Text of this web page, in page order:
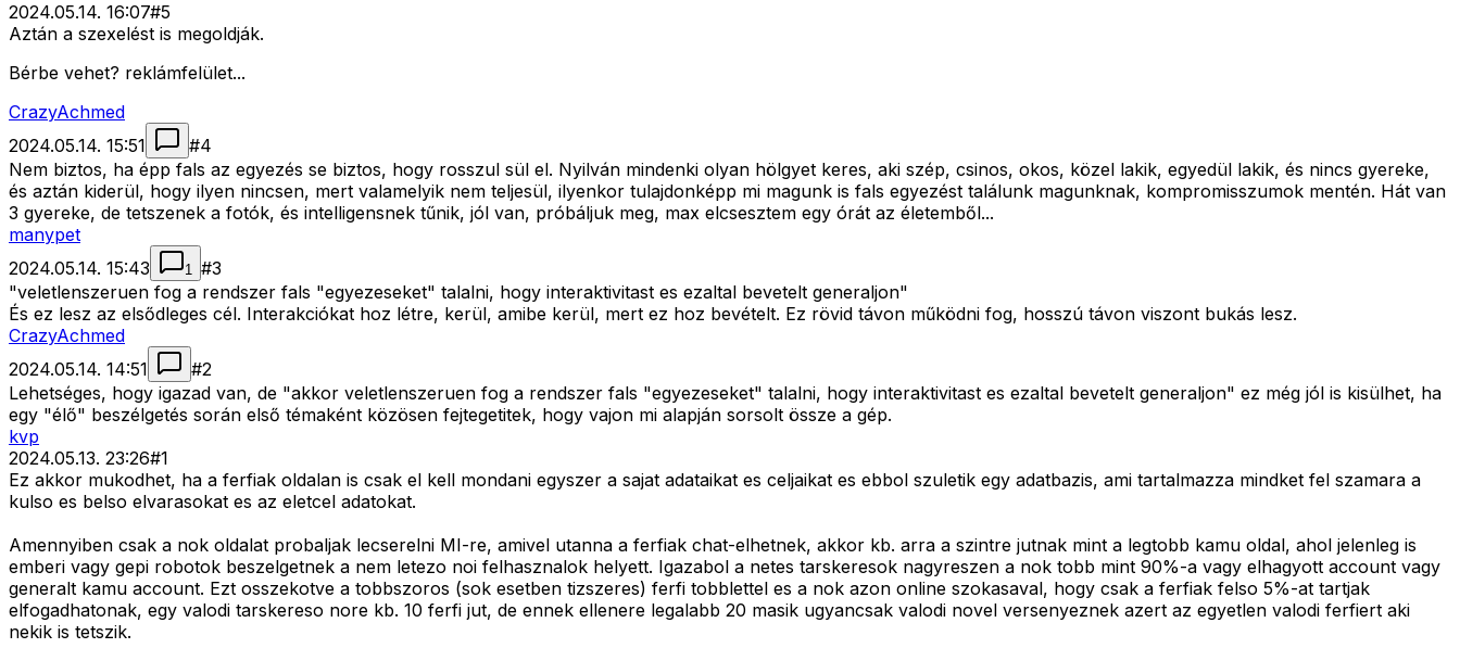
2024.05.14. 16:07#5
Aztán a szexelést is megoldják.
Bérbe vehet? reklámfelület...
CrazyAchmed
2024.05.14. 15:51
#4
Nem biztos, ha épp fals az egyezés se biztos, hogy rosszul sül el. Nyilván mindenki olyan hölgyet keres, aki szép, csinos, okos, közel lakik, egyedül lakik, és nincs gyereke,
és aztán kiderül, hogy ilyen nincsen, mert valamelyik nem teljesül, ilyenkor tulajdonképp mi magunk is fals egyezést találunk magunknak, kompromisszumok mentén. Hát van
3 gyereke, de tetszenek a fotók, és intelligensnek tűnik, jól van, próbáljuk meg, max elcsesztem egy órát az életemből...
manypet
2024.05.14. 15:43
1 #3
"veletlenszeruen fog a rendszer fals "egyezeseket" talalni, hogy interaktivitast es ezaltal bevetelt generaljon"
És ez lesz az elsődleges cél. Interakciókat hoz létre, kerül, amibe kerül, mert ez hoz bevételt. Ez rövid távon működni fog, hosszú távon viszont bukás lesz.
CrazyAchmed
2024.05.14. 14:51
#2
Lehetséges, hogy igazad van, de "akkor veletlenszeruen fog a rendszer fals "egyezeseket" talalni, hogy interaktivitast es ezaltal bevetelt generaljon" ez még jól is kisülhet, ha
egy "élő" beszélgetés során első témaként közösen fejtegetitek, hogy vajon mi alapján sorsolt össze a gép.
kvp
2024.05.13. 23:26#1
Ez akkor mukodhet, ha a ferfiak oldalan is csak el kell mondani egyszer a sajat adataikat es celjaikat es ebbol szuletik egy adatbazis, ami tartalmazza mindket fel szamara a
kulso es belso elvarasokat es az eletcel adatokat.
Amennyiben csak a nok oldalat probaljak lecserelni MI-re, amivel utanna a ferfiak chat-elhetnek, akkor kb. arra a szintre jutnak mint a legtobb kamu oldal, ahol jelenleg is
emberi vagy gepi robotok beszelgetnek a nem letezo noi felhasznalok helyett. Igazabol a netes tarskeresok nagyreszen a nok tobb mint 90%-a vagy elhagyott account vagy
generalt kamu account. Ezt osszekotve a tobbszoros (sok esetben tizszeres) ferfi tobblettel es a nok azon online szokasaval, hogy csak a ferfiak felso 5%-at tartjak
elfogadhatonak, egy valodi tarskereso nore kb. 10 ferfi jut, de ennek ellenere legalabb 20 masik ugyancsak valodi novel versenyeznek azert az egyetlen valodi ferfiert aki
nekik is tetszik.